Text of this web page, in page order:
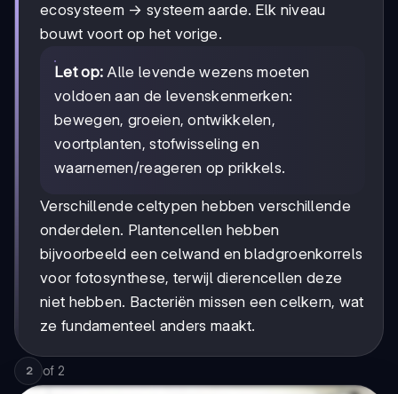
ecosysteem → systeem aarde. Elk niveau
bouwt voort op het vorige.
Let op: Alle levende wezens moeten
voldoen aan de levenskenmerken:
bewegen, groeien, ontwikkelen,
voortplanten, stofwisseling en
waarnemen/reageren op prikkels.
Verschillende celtypen hebben verschillende
onderdelen. Plantencellen hebben
bijvoorbeeld een celwand en bladgroenkorrels
voor fotosynthese, terwijl dierencellen deze
niet hebben. Bacteriën missen een celkern, wat
ze fundamenteel anders maakt.
2 of 2